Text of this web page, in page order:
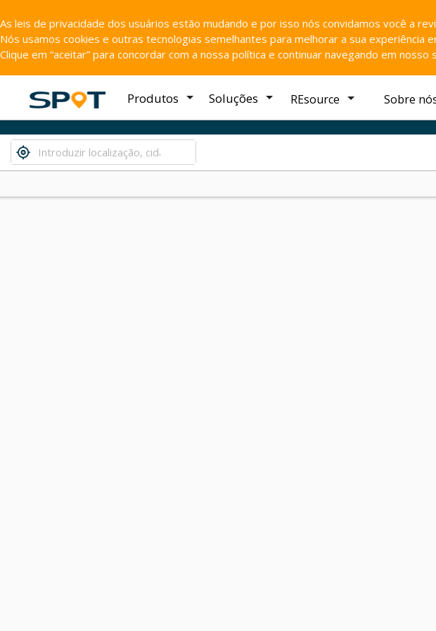
As leis de privacidade dos usuários estão mudando e por isso nós convidamos você a
Nós usamos cookies e outras tecnologias semelhantes para melhorar a sua experiência
Clique em “aceitar” para concordar com a nossa política e continuar navegando em nosso
Produtos Soluções REsource Sobre